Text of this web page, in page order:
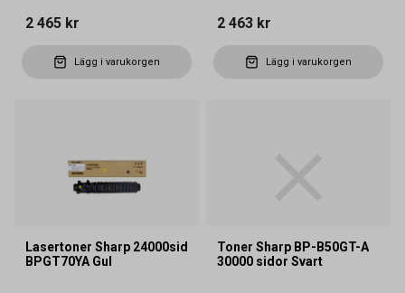
2 465 kr
Lägg i varukorgen
2 463 kr
Lägg i varukorgen
Lasertoner Sharp 24000sid
BPGT70YA Gul
Toner Sharp BP-B50GT-A
30000 sidor Svart